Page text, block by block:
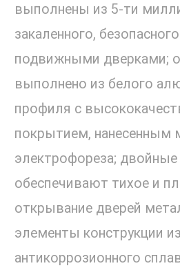
выполнены из 5-ти
закаленного,
подвижными дверками;
выполнено из белого
профиля с
покрытием, нанесенным
электрофореза; двойные
обеспечивают тихое и
открывание дверей
элементы конструкции
антикоррозионного